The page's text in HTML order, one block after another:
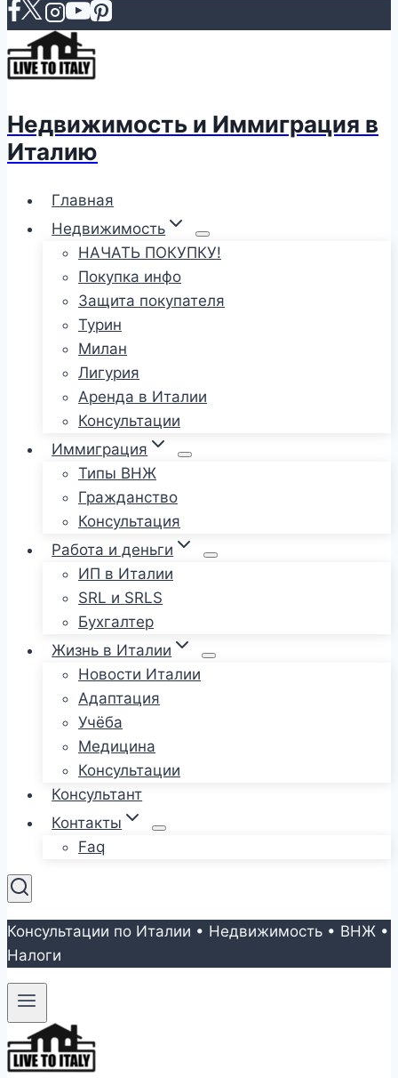
Недвижимость и Иммиграция в
Италию
Главная
Недвижимость
НАЧАТЬ ПОКУПКУ!
Покупка инфо
Защита покупателя
Турин
Милан
Лигурия
Аренда в Италии
Консультации
Иммиграция
Типы ВНЖ
Гражданство
Консультация
Работа и деньги
ИП в Италии
SRL и SRLS
Бухгалтер
Жизнь в Италии
Новости Италии
Адаптация
Учёба
Медицина
Консультации
Консультант
Контакты
Faq
Консультации по Италии • Недвижимость • ВНЖ •
Налоги